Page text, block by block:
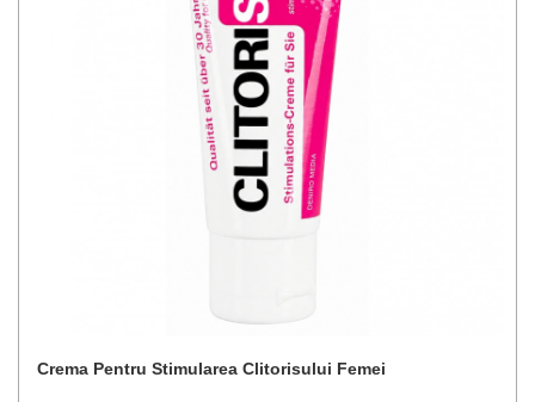
Crema Pentru Stimularea Clitorisului Femei